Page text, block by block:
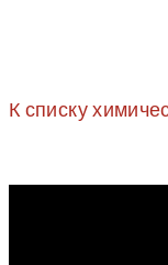
К списку